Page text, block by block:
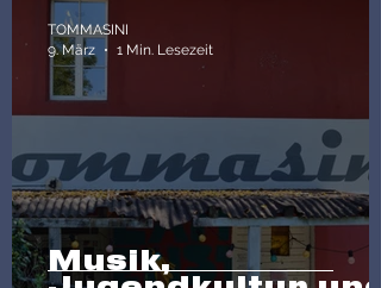
Musik,
TOMMASINI
9. März
1 Min. Lesezeit